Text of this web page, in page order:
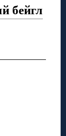
бейгл